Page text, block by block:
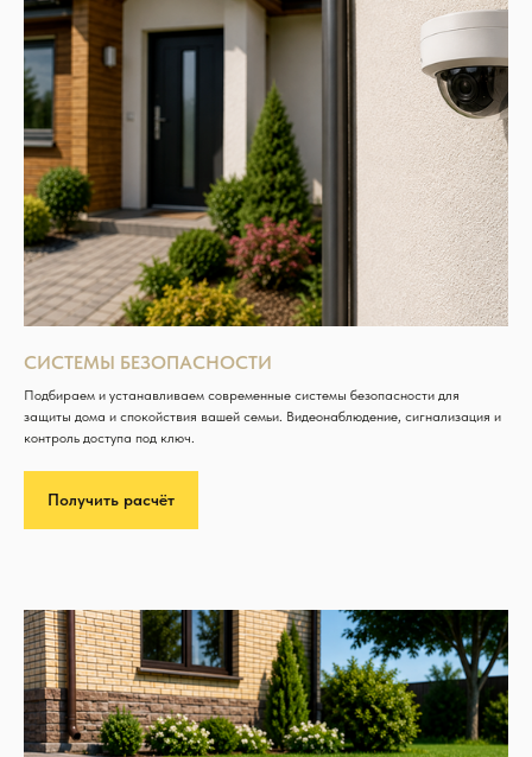
СИСТЕМЫ БЕЗОПАСНОСТИ
Подбираем и устанавливаем современные системы безопасности для
защиты дома и спокойствия вашей семьи. Видеонаблюдение, сигнализация и
контроль доступа под ключ.
Получить расчёт